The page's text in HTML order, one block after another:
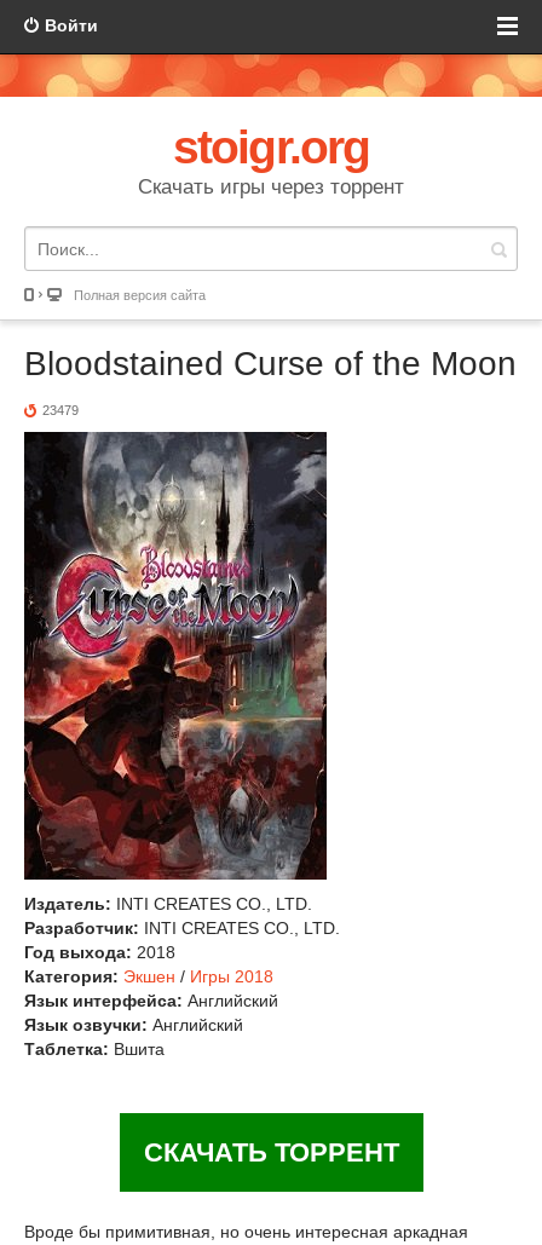
Войти
stoigr.org
Скачать игры через торрент
Полная версия сайта
Bloodstained Curse of the Moon
23479
Издатель: INTI CREATES CO., LTD.
Разработчик: INTI CREATES CO., LTD.
Год выхода: 2018
Категория: Экшен / Игры 2018
Язык интерфейса: Английский
Язык озвучки: Английский
Таблетка: Вшита
СКАЧАТЬ ТОРРЕНТ
Вроде бы примитивная, но очень интересная аркадная